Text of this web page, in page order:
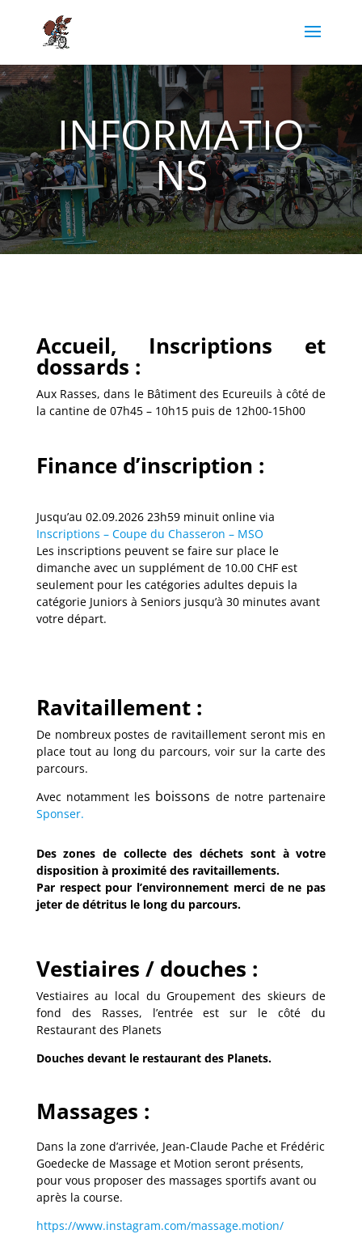
INFORMATIO
NS
Accueil, Inscriptions et
dossards :
Aux Rasses, dans le Bâtiment des Ecureuils à côté de
la cantine de 07h45 – 10h15 puis de 12h00-15h00
Finance d’inscription :
Jusqu’au 02.09.2026 23h59 minuit online via
Inscriptions – Coupe du Chasseron – MSO
Les inscriptions peuvent se faire sur place le
dimanche avec un supplément de 10.00 CHF est
seulement pour les catégories adultes depuis la
catégorie Juniors à Seniors jusqu’à 30 minutes avant
votre départ.
Ravitaillement :
De nombreux postes de ravitaillement seront mis en
place tout au long du parcours, voir sur la carte des
parcours.
Avec notamment les boissons de notre partenaire
Sponser.
Des zones de collecte des déchets sont à votre
disposition à proximité des ravitaillements.
Par respect pour l’environnement merci de ne pas
jeter de détritus le long du parcours.
Vestiaires / douches :
Vestiaires au local du Groupement des skieurs de
fond des Rasses, l’entrée est sur le côté du
Restaurant des Planets
Douches devant le restaurant des Planets.
Massages :
Dans la zone d’arrivée, Jean-Claude Pache et Frédéric
Goedecke de Massage et Motion seront présents,
pour vous proposer des massages sportifs avant ou
après la course.
https://www.instagram.com/massage.motion/